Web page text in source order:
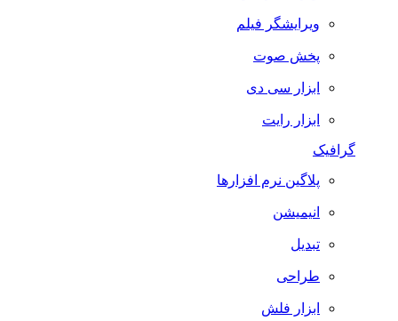
ویرایشگر فیلم
پخش صوت
ابزار سی دی
ابزار رایت
گرافیک
پلاگین نرم افزارها
انیمیشن
تبدیل
طراحی
ابزار فلش